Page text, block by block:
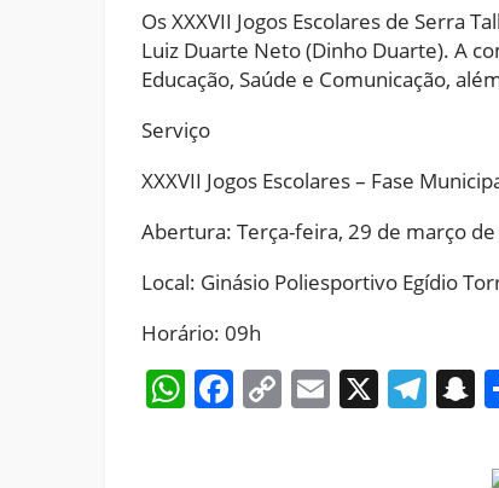
Os XXXVII Jogos Escolares de Serra
Luiz Duarte Neto (Dinho Duarte). A
Educação, Saúde e Comunicação,
Serviço
XXXVII Jogos Escolares – Fase
Abertura: Terça-feira, 29 de março
Local: Ginásio Poliesportivo Egídio
Horário: 09h
WhatsApp
Facebook
CopyEmail
X